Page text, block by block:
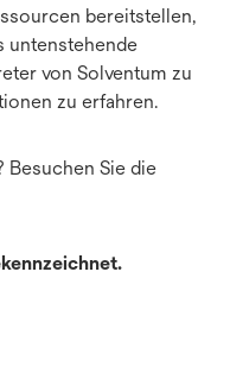
bereitstellen,
untenstehende
von Solventum zu
zu erfahren.
Besuchen Sie die